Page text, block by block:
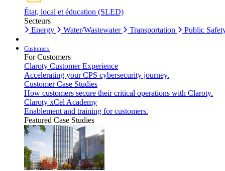
État, local et éducation (SLED)
Secteurs
Energy
Water/Wastewater Transportation Public
Customers
For Customers
Claroty Customer Experience
Accelerating your CPS cybersecurity journey.
Customer Case Studies
How customers secure their critical operations with Claroty.
Claroty xCel Academy
Enablement and training for customers.
Featured Case Studies